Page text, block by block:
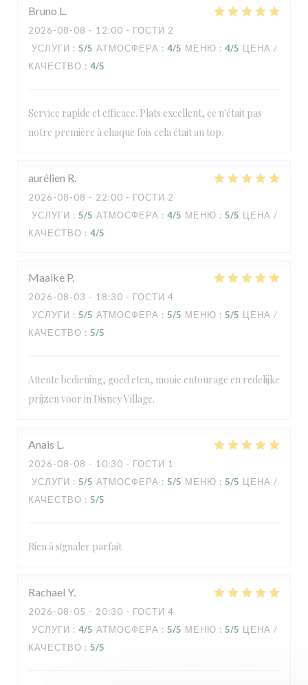
Bruno L
2026-08-08 - 12:00 - ГОСТИ 2
УСЛУГИ : 5/5 АТМОСФЕРА : 4/5 МЕНЮ : 4/5 ЦЕНА /
КАЧЕСТВО : 4/5
Service rapide et efficace. Plats excellent, ce n'était pas
notre première à chaque fois cela était au top.
aurélien R
2026-08-08 - 22:00 - ГОСТИ 2
УСЛУГИ : 5/5 АТМОСФЕРА : 4/5 МЕНЮ : 5/5 ЦЕНА /
КАЧЕСТВО : 4/5
Maaike P
2026-08-03 - 18:30 - ГОСТИ 4
УСЛУГИ : 5/5 АТМОСФЕРА : 5/5 МЕНЮ : 5/5 ЦЕНА /
КАЧЕСТВО : 5/5
Attente bediening, goed eten, mooie entourage en redelijke
prijzen voor in Disney Village.
Anais L
2026-08-08 - 10:30 - ГОСТИ 1
УСЛУГИ : 5/5 АТМОСФЕРА : 5/5 МЕНЮ : 5/5 ЦЕНА /
КАЧЕСТВО : 5/5
Rien à signaler parfait
Rachael Y
2026-08-05 - 20:30 - ГОСТИ 4
УСЛУГИ : 4/5 АТМОСФЕРА : 5/5 МЕНЮ : 5/5 ЦЕНА /
КАЧЕСТВО : 5/5